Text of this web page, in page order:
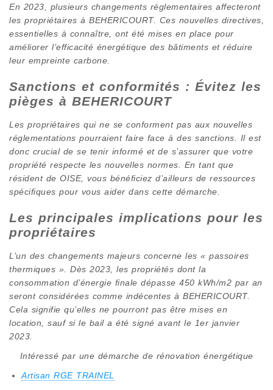
En 2023, plusieurs changements réglementaires affecteront
les propriétaires à BEHERICOURT. Ces nouvelles directives,
essentielles à connaître, ont été mises en place pour
améliorer l’efficacité énergétique des bâtiments et réduire
leur empreinte carbone.
Sanctions et conformités : Évitez les
pièges à BEHERICOURT
Les propriétaires qui ne se conforment pas aux nouvelles
réglementations pourraient faire face à des sanctions. Il est
donc crucial de se tenir informé et de s’assurer que votre
propriété respecte les nouvelles normes. En tant que
résident de OISE, vous bénéficiez d’ailleurs de ressources
spécifiques pour vous aider dans cette démarche.
Les principales implications pour les
propriétaires
L’un des changements majeurs concerne les « passoires
thermiques ». Dès 2023, les propriétés dont la
consommation d’énergie finale dépasse 450 kWh/m2 par an
seront considérées comme indécentes à BEHERICOURT.
Cela signifie qu’elles ne pourront pas être mises en
location, sauf si le bail a été signé avant le 1er janvier
2023.
Intéressé par une démarche de rénovation énergétique
Artisan RGE TRAINEL